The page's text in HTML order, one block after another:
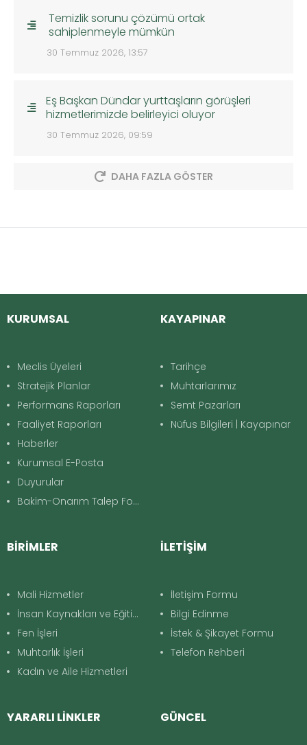
Temizlik sorunu çözümü ortak
sahiplenmeyle mümkün
30 Temmuz 2026, 13:57
Eş Başkan Dündar yurttaşların görüşleri
hizmetlerimizde belirleyici oluyor
30 Temmuz 2026, 09:59
DAHA FAZLA GÖSTER
KURUMSAL
Meclis Üyeleri
Stratejik Planlar
Performans Raporları
Faaliyet Raporları
Haberler
Kurumsal E-Posta
Duyurular
Bakim-Onarım Talep Formu
KAYAPINAR
Tarihçe
Muhtarlarımız
Semt Pazarları
Nüfus Bilgileri | Kayapınar
BİRİMLER
Mali Hizmetler
İnsan Kaynakları ve Eğitim
Fen İşleri
Muhtarlık İşleri
Kadın ve Aile Hizmetleri
İLETİŞİM
İletişim Formu
Bilgi Edinme
İstek & Şikayet Formu
Telefon Rehberi
YARARLI LİNKLER GÜNCEL